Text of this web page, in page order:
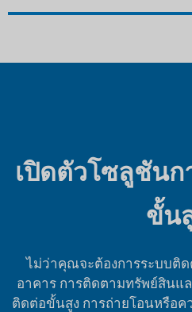
เปิดตัวโซลูชันก
ขั้น
ไม่ว่าคุณจะต้องการระบบติ
อาคาร การติดตามทรัพย์สินแ
ติดต่อขั้นสูง การถ่ายโอนหรือ